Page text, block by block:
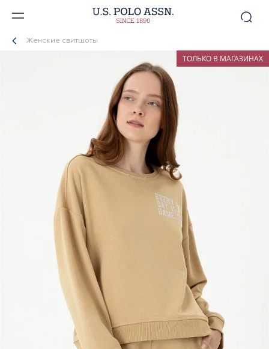
Женские свитшоты
ТОЛЬКО В МАГАЗИНАХ